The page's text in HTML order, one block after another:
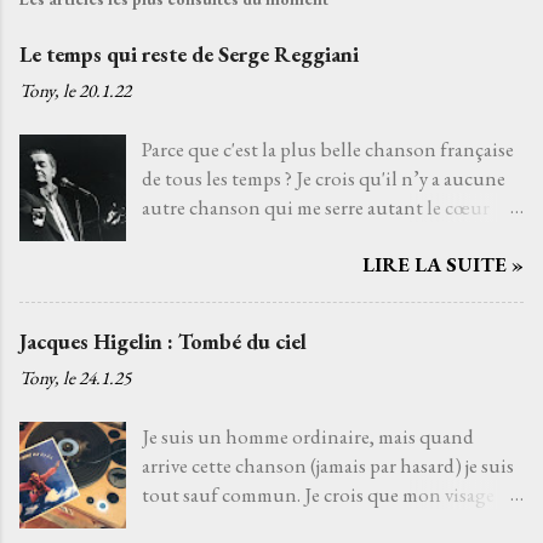
Le temps qui reste de Serge Reggiani
Tony, le20.1.22
Parce que c'est la plus belle chanson française
de tous les temps ? Je crois qu'il n’y a aucune
autre chanson qui me serre autant le cœur
un texte de Jean-Loup Dabadie et une très
interprète me rappelle celle d'un grand-père
choisie parce que choisir Serge Reggiani, c’est
choisir l'un des moyens le plus sûr pour éviter
les jets de pierres des pédants du monde de la
LIRE LA SUITE »
Jacques Higelin : Tombé du ciel
Tony, le24.1.25
Je suis un homme ordinaire, mais quand
arrive cette chanson (jamais par hasard) je suis
tout sauf commun. Je crois que mon visage